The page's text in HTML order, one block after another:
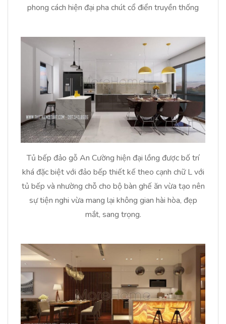
phong cách hiện đại pha chút cổ điển truyền thống
Tủ bếp đảo gỗ An Cường hiện đại lồng được bố trí
khá đặc biệt với đảo bếp thiết kế theo cạnh chữ L với
tủ bếp và nhường chỗ cho bộ bàn ghế ăn vừa tạo nên
sự tiện nghi vừa mang lại không gian hài hòa, đẹp
mắt, sang trọng.